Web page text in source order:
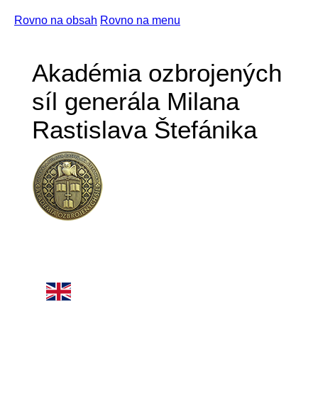
Rovno na obsah Rovno na menu
Akadémia ozbrojených
síl generála Milana
Rastislava Štefánika